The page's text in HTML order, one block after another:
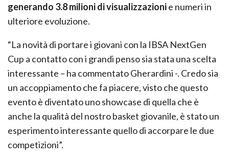
generando 3.8 milioni di visualizzazionie numeri in
ulteriore evoluzione.
“La novità di portare i giovani con la IBSA NextGen
Cup a contatto con i grandi penso sia stata una scelta
interessante – ha commentato Gherardini -. Credo sia
un accoppiamento che fa piacere, visto che questo
evento è diventato uno showcase di quella che è
anche la qualità del nostro basket giovanile, è stato un
esperimento interessante quello di accorpare le due
competizioni”.